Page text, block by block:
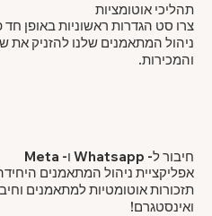
צרו סט הגדרות ראשוניות באופן
ניהול המתאמנים שלנו להזניק
והמכירות.
תהליכי אוטומציות
אפליקציית ניהול המתאמנים
תזכורות אוטומטיות למתאמנים
ואינסטגרם!
חיבור ל- Whatsapp ו- Meta